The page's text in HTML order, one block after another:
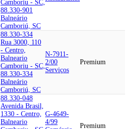
Camboriu - SC,
88.330-901
Balneário
Camboriú, SC
88.330-334
Rua 3000, 110
- Centro,
Balneario
Camboriu - SC,
88.330-334
Balneário
Camboriú, SC
N-7911-
2/00
Serviços
Premium
88.330-048
Avenida Brasil,
1330 - Centro,
Balneario
G-4649-
4/99
Premium